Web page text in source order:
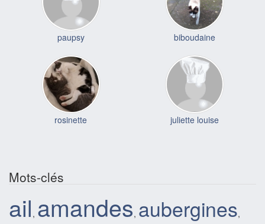
paupsy biboudaine
rosinette juliette louise
Mots-clés
ail , amandes, aubergines,